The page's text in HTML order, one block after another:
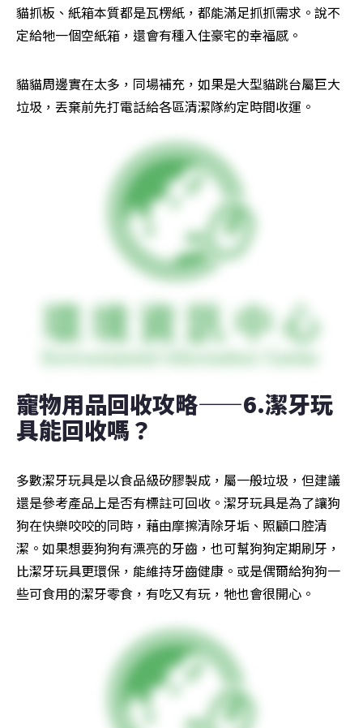
貓抓板、紙箱本質都是瓦楞紙，都能滿足抓抓需求。說不
定給牠一個空紙箱，還會有種入住豪宅的幸福感。
貓貓周邊實在太多，同場補充，如果是大型貓跳台屬巨大
垃圾，丟棄前先打電話給各區清潔隊約定時間收運。
寵物用品回收攻略——6.潔牙玩
具能回收嗎？
多數潔牙玩具是以食品級矽膠製成，屬一般垃圾，但建議
還是參考產品上是否有標註可回收。潔牙玩具是為了讓狗
狗在快樂咬咬的同時，藉由摩擦清除牙垢、照顧口腔清
潔。如果想要狗狗有漂亮的牙齒，也可幫狗狗定期刷牙，
比潔牙玩具更環保，能維持牙齒健康。或是偶爾給狗狗一
些可食用的潔牙零食，有吃又有玩，牠也會很開心。